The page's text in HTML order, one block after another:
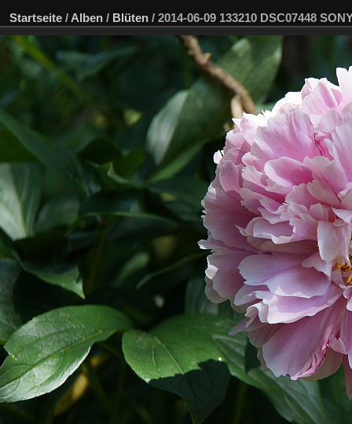
Startseite / Alben / Blüten / 2014-06-09 133210 DSC07448